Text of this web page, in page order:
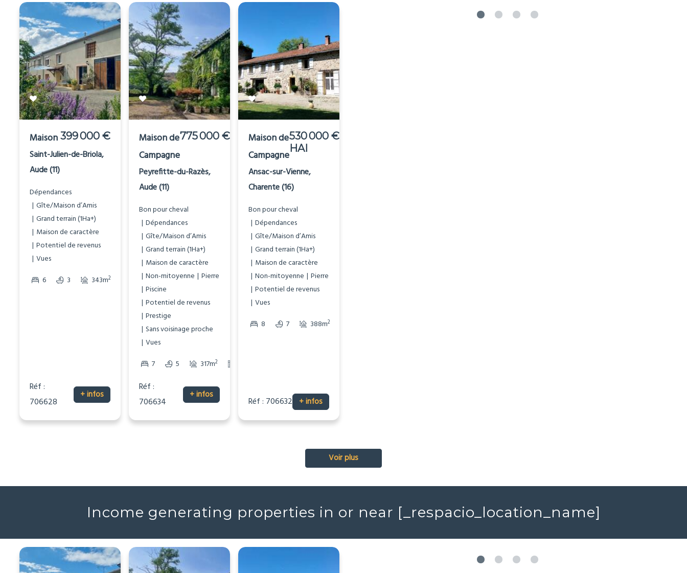
Maison 399 000 €
Saint-Julien-de-Briola,
Aude (11)
Dépendances
Gîte/Maison d’Amis
Grand terrain (1Ha+)
Maison de caractère
Potentiel de revenus
Vues
6
3 343m2 11844m2
Réf :
706628
+ infos
Maison de
Campagne
775 000 €
Peyrefitte-du-Razès,
Aude (11)
Bon pour cheval
Dépendances
Gîte/Maison d’Amis
Grand terrain (1Ha+)
Maison de caractère
Non-mitoyenne
Pierre
Piscine
Potentiel de revenus
Prestige
Sans voisinage proche
Vues
7
5 317m2
Réf :
706634
+ infos
Maison de
Campagne
530 000 €
HAI
Ansac-sur-Vienne,
Charente (16)
Bon pour cheval
Dépendances
Gîte/Maison d’Amis
Grand terrain (1Ha+)
Maison de caractère
Non-mitoyenne
Pierre
Potentiel de revenus
Vues
8
7 388m2
Réf : 706632 + infos
Voir plus
Income generating properties in or near [_respacio_location_name]